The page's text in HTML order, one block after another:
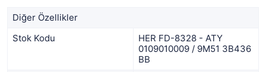
Diğer Özellikler
Stok Kodu
HER FD-8328 - ATY
0109010009 / 9M51 3B436
BB